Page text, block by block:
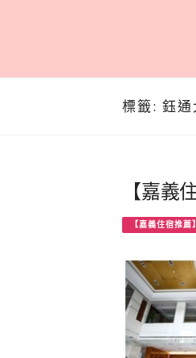
標籤: 鈺通
【嘉義
【嘉義住宿推薦】